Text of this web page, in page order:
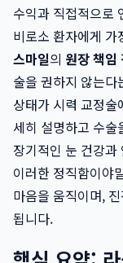
수익과 직접적으로
비로소 환자에게
스마일의 원장 책임
술을 권하지 않는
상태가 시력 교정
세히 설명하고 수술
장기적인 눈 건강
이러한 정직함이야
마음을 움직이며,
됩니다.